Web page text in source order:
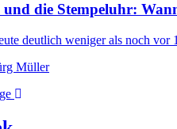
die Stempeluhr:
deutlich weniger als noch
Müller